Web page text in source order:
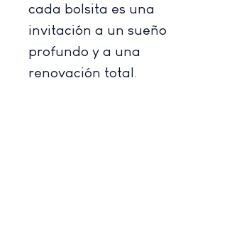
cada bolsita es una
invitación a un sueño
profundo y a una
renovación total.